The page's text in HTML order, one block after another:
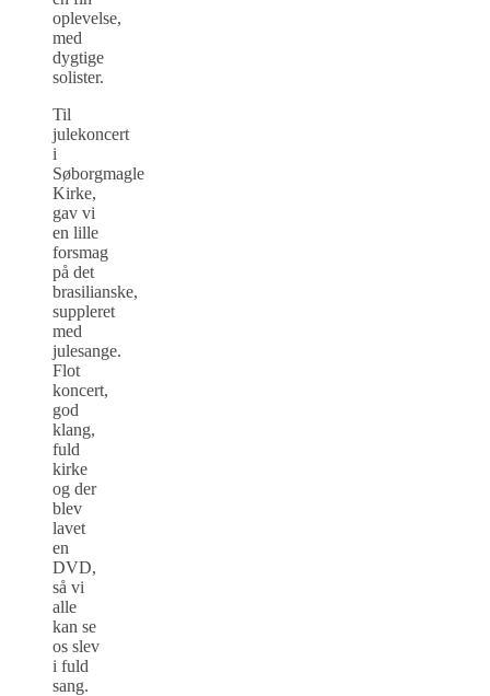
oplevelse,
med
dygtige
solister.
Til
julekoncert
i
Søborgmagle
Kirke,
gav vi
en lille
forsmag
på det
brasilianske,
suppleret
med
julesange.
Flot
koncert,
god
klang,
fuld
kirke
og der
blev
lavet
en
DVD,
så vi
alle
kan se
os slev
i fuld
sang.